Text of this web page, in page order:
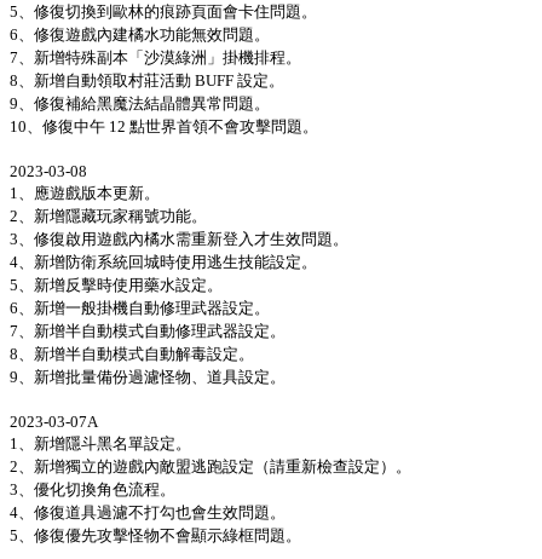
5、修復切換到歐林的痕跡頁面會卡住問題。
6、修復遊戲內建橘水功能無效問題。
7、新增特殊副本「沙漠綠洲」掛機排程。
8、新增自動領取村莊活動 BUFF 設定。
9、修復補給黑魔法結晶體異常問題。
10、修復中午 12 點世界首領不會攻擊問題。
2023-03-08
1、應遊戲版本更新。
2、新增隱藏玩家稱號功能。
3、修復啟用遊戲內橘水需重新登入才生效問題。
4、新增防衛系統回城時使用逃生技能設定。
5、新增反擊時使用藥水設定。
6、新增一般掛機自動修理武器設定。
7、新增半自動模式自動修理武器設定。
8、新增半自動模式自動解毒設定。
9、新增批量備份過濾怪物、道具設定。
2023-03-07A
1、新增隱斗黑名單設定。
2、新增獨立的遊戲內敵盟逃跑設定（請重新檢查設定）。
3、優化切換角色流程。
4、修復道具過濾不打勾也會生效問題。
5、修復優先攻擊怪物不會顯示綠框問題。